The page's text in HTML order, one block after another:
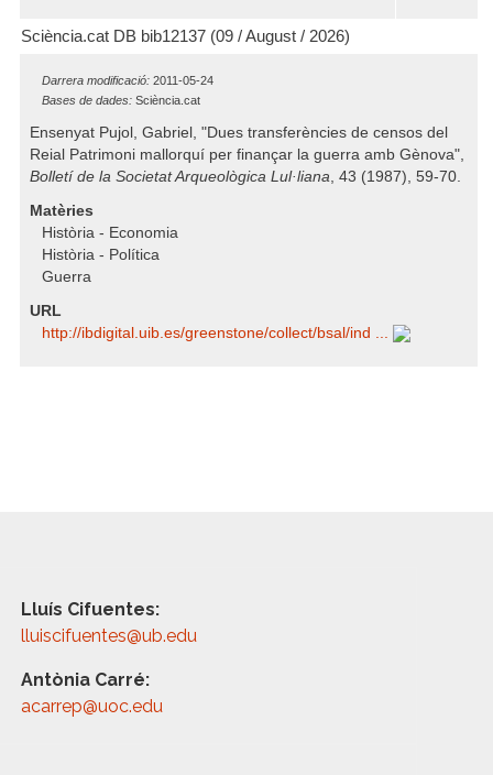
Sciència.cat DB bib12137 (09 / August / 2026)
Darrera modificació: 2011-05-24
Bases de dades: Sciència.cat
Ensenyat Pujol, Gabriel, "Dues transferències de censos del
Reial Patrimoni mallorquí per finançar la guerra amb Gènova",
Bolletí de la Societat Arqueològica Lul·liana, 43 (1987), 59-70.
Matèries
Història - Economia
Història - Política
Guerra
URL
http:/​/​ibdigital.uib.es/​greenstone/​collect/​bsal/​ind ...
Lluís Cifuentes:
lluiscifuentes@ub.edu
Antònia Carré:
acarrep@uoc.edu